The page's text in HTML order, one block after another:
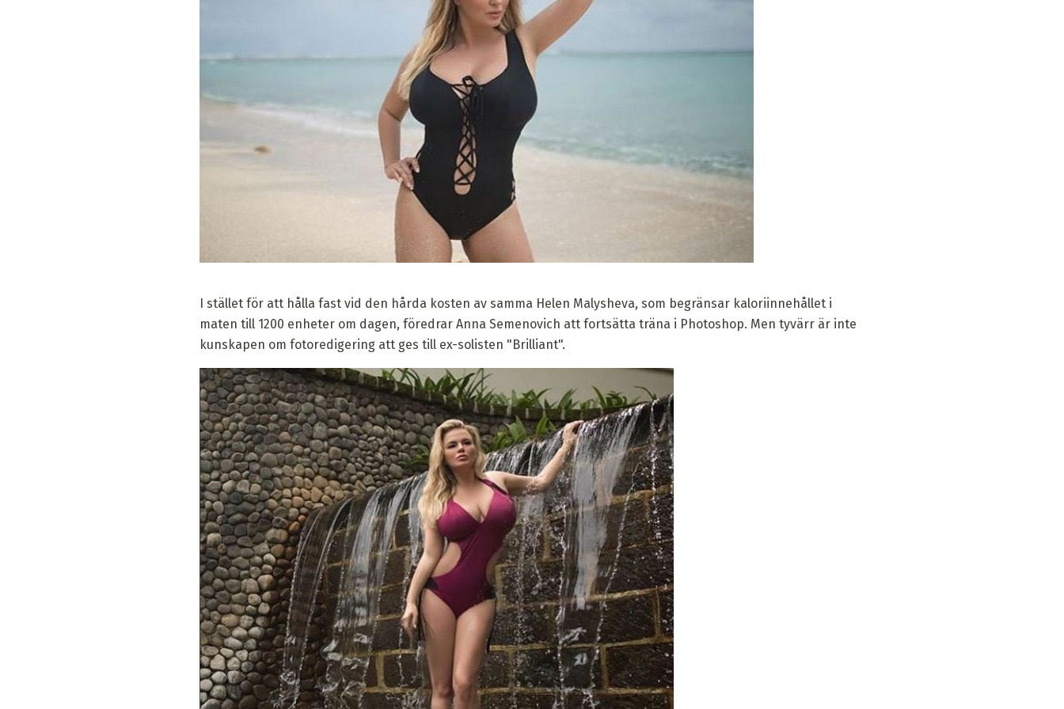
I stället för att hålla fast vid den hårda kosten av samma Helen Malysheva, som begränsar kaloriinnehållet i
maten till 1200 enheter om dagen, föredrar Anna Semenovich att fortsätta träna i Photoshop. Men tyvärr är inte
kunskapen om fotoredigering att ges till ex-solisten "Brilliant".